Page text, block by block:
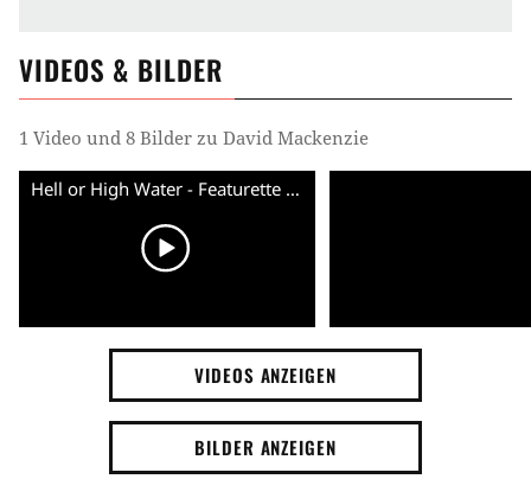
VIDEOS & BILDER
1 Video und 8 Bilder zu David Mackenzie
Hell or High Water - Featurette Blind Justice (English) HD
VIDEOS ANZEIGEN
BILDER ANZEIGEN